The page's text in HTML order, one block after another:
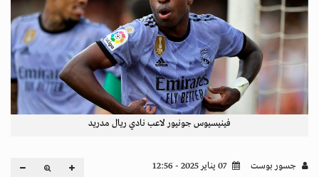
فينيسيوس جونيور لاعب نادي ريال مدريد
جسور بوست 07 يناير 2025 - 12:56